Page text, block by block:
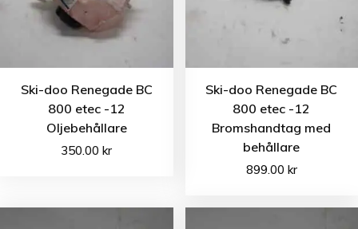
Ski-doo Renegade BC
800 etec -12
Oljebehållare
350.00kr
Ski-doo Renegade BC
800 etec -12
Bromshandtag med
behållare
899.00 kr